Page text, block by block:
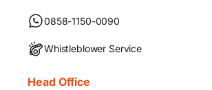
0858-1150-0090
Whistleblower Service
Head Office